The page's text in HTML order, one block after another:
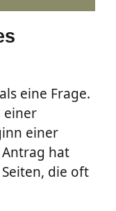
eine Frage.
einer
einer
hat
die oft